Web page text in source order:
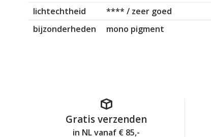
lichtechtheid
**** / zeer goed
bijzonderheden
mono pigment
Gratis verzenden
in NL vanaf € 85,-